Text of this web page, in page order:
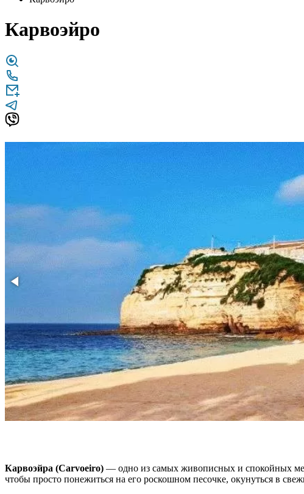
Карвоэйро
Карвоэйра (Carvoeiro) — одно из самых живописных и спокойных
чтобы просто понежиться на его роскошном песочке, окунуться в